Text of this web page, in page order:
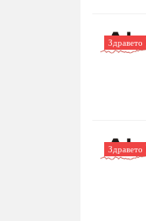
Здравето
Здравето